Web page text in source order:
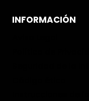
INFORMACIÓN